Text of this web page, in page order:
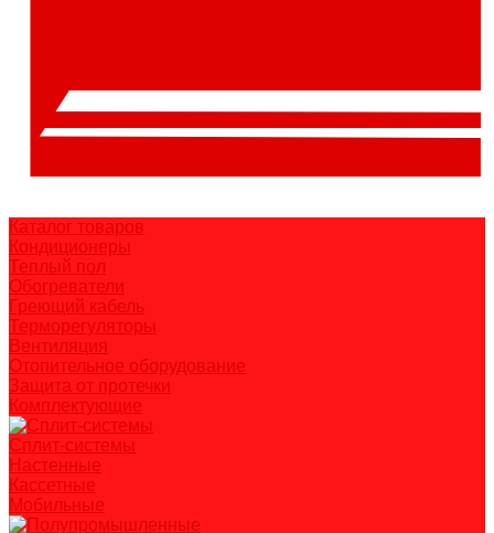
Каталог товаров
Кондиционеры
Теплый пол
Обогреватели
Греющий кабель
Терморегуляторы
Вентиляция
Отопительное оборудование
Защита от протечки
Комплектующие
Сплит-системы
Настенные
Кассетные
Мобильные